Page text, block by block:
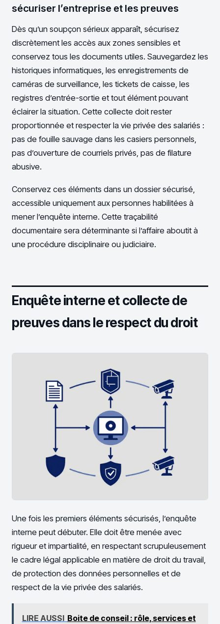
sécuriser l’entreprise et les preuves
Dès qu’un soupçon sérieux apparaît, sécurisez
discrètement les accès aux zones sensibles et
conservez tous les documents utiles. Sauvegardez les
historiques informatiques, les enregistrements de
caméras de surveillance, les tickets de caisse, les
registres d’entrée-sortie et tout élément pouvant
éclairer la situation. Cette collecte doit rester
proportionnée et respecter la vie privée des salariés :
pas de fouille sauvage dans les casiers personnels,
pas d’ouverture de courriels privés, pas de filature
abusive.
Conservez ces éléments dans un dossier sécurisé,
accessible uniquement aux personnes habilitées à
mener l’enquête interne. Cette traçabilité
documentaire sera déterminante si l’affaire aboutit à
une procédure disciplinaire ou judiciaire.
Enquête interne et collecte de
preuves dans le respect du droit
Une fois les premiers éléments sécurisés, l’enquête
interne peut débuter. Elle doit être menée avec
rigueur et impartialité, en respectant scrupuleusement
le cadre légal applicable en matière de droit du travail,
de protection des données personnelles et de
respect de la vie privée des salariés.
LIRE AUSSI Boite de conseil : rôle, services et